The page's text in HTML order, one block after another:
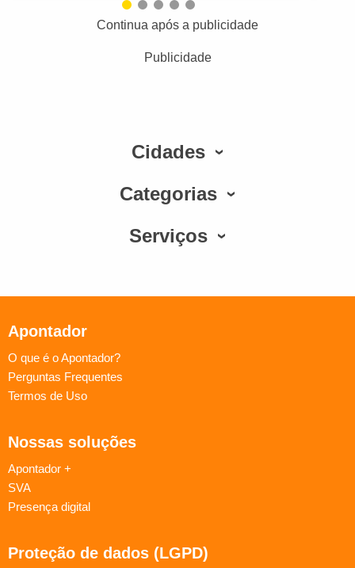
Continua após a publicidade
Publicidade
Cidades
Categorias
Serviços
Apontador
O que é o Apontador?
Perguntas Frequentes
Termos de Uso
Nossas soluções
Apontador +
SVA
Presença digital
Proteção de dados (LGPD)